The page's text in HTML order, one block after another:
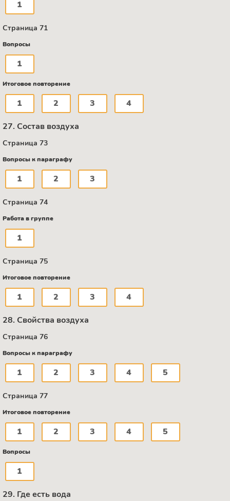
1
Страница 71
Вопросы
1
Итоговое повторение
1 2 3 4
27. Состав воздуха
Страница 73
Вопросы к параграфу
1 2 3
Страница 74
Работа в группе
1
Страница 75
Итоговое повторение
1 2 3 4
28. Свойства воздуха
Страница 76
Вопросы к параграфу
1 2 3 4 5
Страница 77
Итоговое повторение
1 2 3 4 5
Вопросы
1
29. Где есть вода